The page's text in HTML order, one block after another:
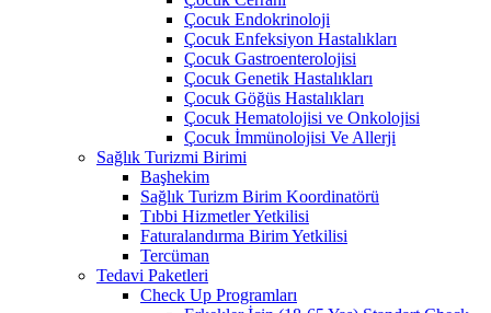
Çocuk Endokrinoloji
Çocuk Enfeksiyon Hastalıkları
Çocuk Gastroenterolojisi
Çocuk Genetik Hastalıkları
Çocuk Göğüs Hastalıkları
Çocuk Hematolojisi ve Onkolojisi
Çocuk İmmünolojisi Ve Allerji
Sağlık Turizmi Birimi
Başhekim
Sağlık Turizm Birim Koordinatörü
Tıbbi Hizmetler Yetkilisi
Faturalandırma Birim Yetkilisi
Tercüman
Tedavi Paketleri
Check Up Programları